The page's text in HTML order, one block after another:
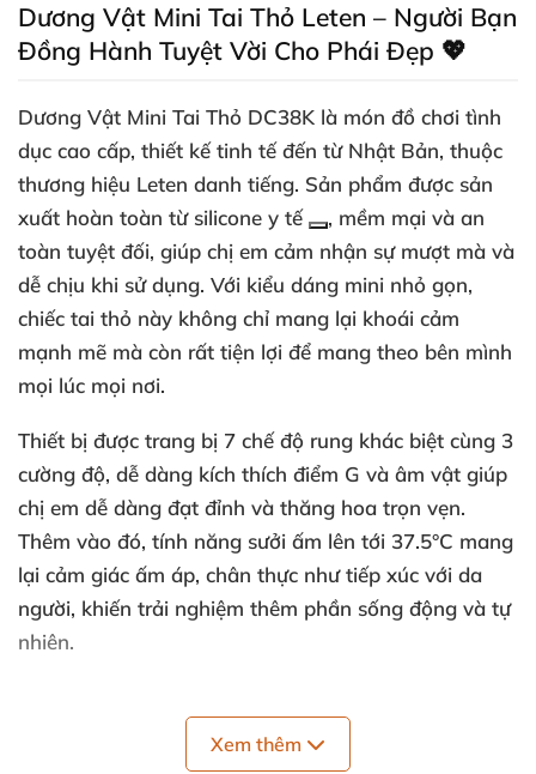
Dương Vật Mini Tai Thỏ Leten – Người Bạn
Đồng Hành Tuyệt Vời Cho Phái Đẹp 💖
Dương Vật Mini Tai Thỏ DC38K là món đồ chơi tình
dục cao cấp, thiết kế tinh tế đến từ Nhật Bản, thuộc
thương hiệu Leten danh tiếng. Sản phẩm được sản
xuất hoàn toàn từ silicone y tế
, mềm mại và an
toàn tuyệt đối, giúp chị em cảm nhận sự mượt mà và
dễ chịu khi sử dụng. Với kiểu dáng mini nhỏ gọn,
chiếc tai thỏ này không chỉ mang lại khoái cảm
mạnh mẽ mà còn rất tiện lợi để mang theo bên mình
mọi lúc mọi nơi.
Thiết bị được trang bị 7 chế độ rung khác biệt cùng 3
cường độ, dễ dàng kích thích điểm G và âm vật giúp
chị em dễ dàng đạt đỉnh và thăng hoa trọn vẹn.
Thêm vào đó, tính năng sưởi ấm lên tới 37.5°C mang
lại cảm giác ấm áp, chân thực như tiếp xúc với da
người, khiến trải nghiệm thêm phần sống động và tự
nhiên.
Thông Số Kỹ Thuật Nổi Bật 🔥
Xem thêm